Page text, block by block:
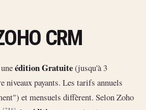
CRM
édition Gratuite(jusqu'à 3
niveaux payants. Les tarifs annuels
et mensuels diffèrent. Selon Zoho